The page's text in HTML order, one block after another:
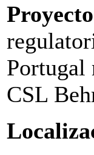
Portugal
CSL